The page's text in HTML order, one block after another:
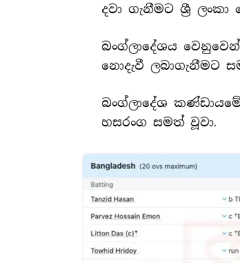
දවා ගැනීමට ශ්‍රී
බංග්ලාදේශය
නොදැවී ලබාගැනීමට
බංග්ලාදේශ
හසරංග සමත් වූවා.